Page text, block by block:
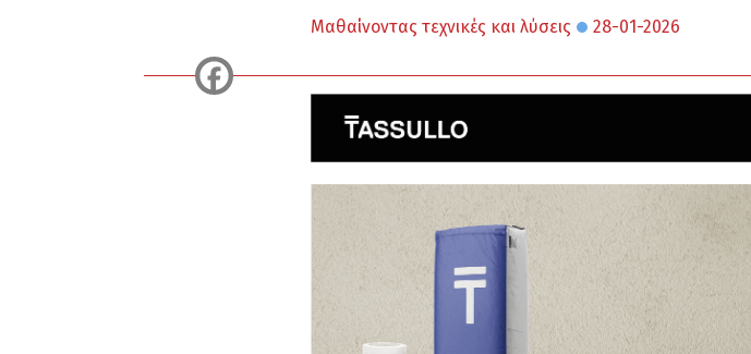
Μαθαίνοντας τεχνικές και λύσεις 28-01-2026